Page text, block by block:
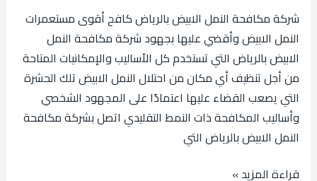
شركة مكافحة النمل الابيض بالرياض كافح أقوى مستعمرات
النمل الابيض وأقضي عليها بجهود شركة مكافحة النمل
الابيض بالرياض التي تستخدم كل الأساليب والإمكانيات المتاحة
من أجل تنظيف أي مكان من احتلال النمل الابيض تلك الحشرة
التي يصعب القضاء عليها اعتمادًا على المجهود الشخصي
وأساليب المكافحة ذات النمط التقليدي اتصل بشركة مكافحة
النمل الابيض بالرياض التي
الارضة
بالضمان
قراءة المزيد »